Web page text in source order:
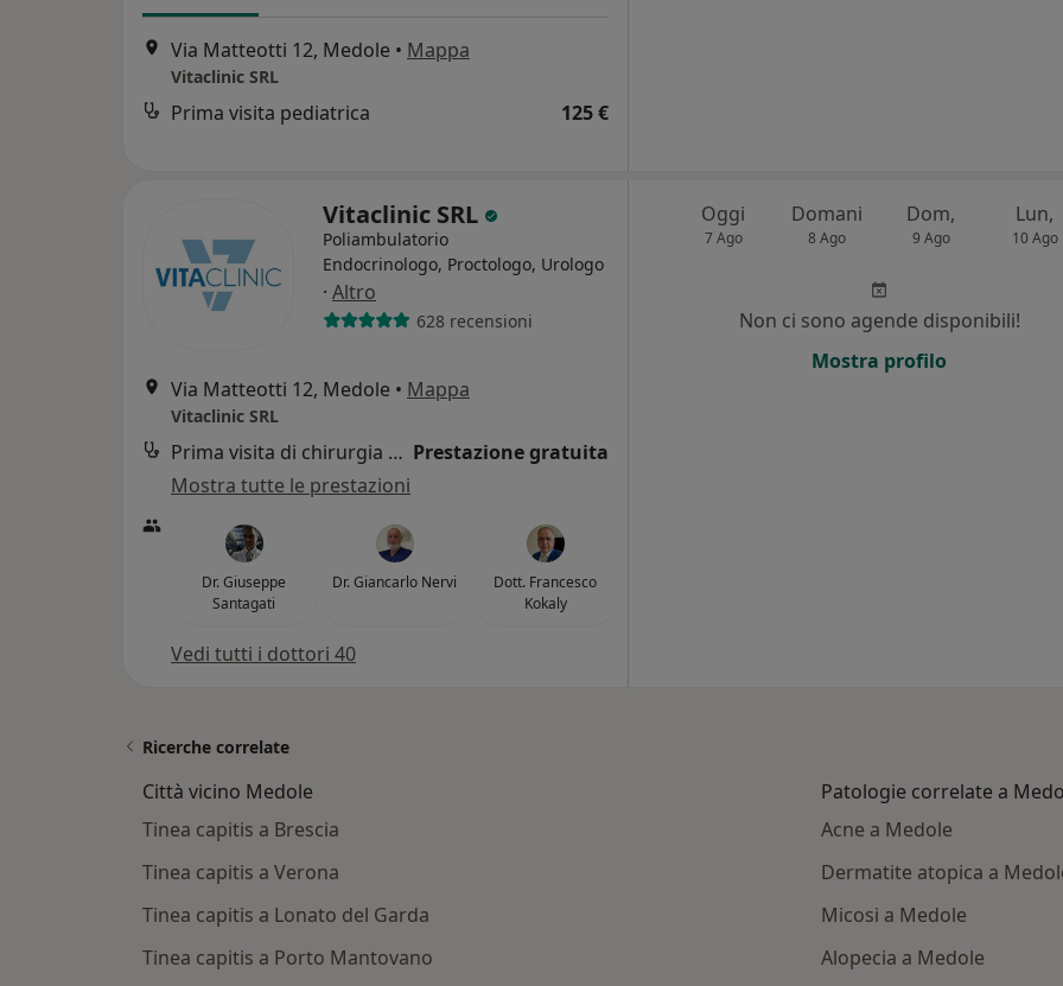
Via Matteotti 12, Medole • Mappa
Vitaclinic SRL
Prima visita pediatrica 125 €
Vitaclinic SRL
Poliambulatorio
Endocrinologo, Proctologo, Urologo
· Altro
628 recensioni
Via Matteotti 12, Medole • Mappa
Vitaclinic SRL
Prima visita di chirurgia generale Prestazione gratuita
Mostra tutte le prestazioni
Dr. Giuseppe
Santagati
Dr. Giancarlo Nervi
Dott. Francesco
Kokaly
Vedi tutti i dottori 40
Oggi
7 Ago
Domani
8 Ago
Dom,
9 Ago
Lun,
10 Ago
Non ci sono agende disponibili!
Mostra profilo
Ricerche correlate
Città vicino Medole
Tinea capitis a Brescia
Tinea capitis a Verona
Tinea capitis a Lonato del Garda
Tinea capitis a Porto Mantovano
Patologie correlate a
Acne a Medole
Dermatite atopica a
Micosi a Medole
Alopecia a Medole